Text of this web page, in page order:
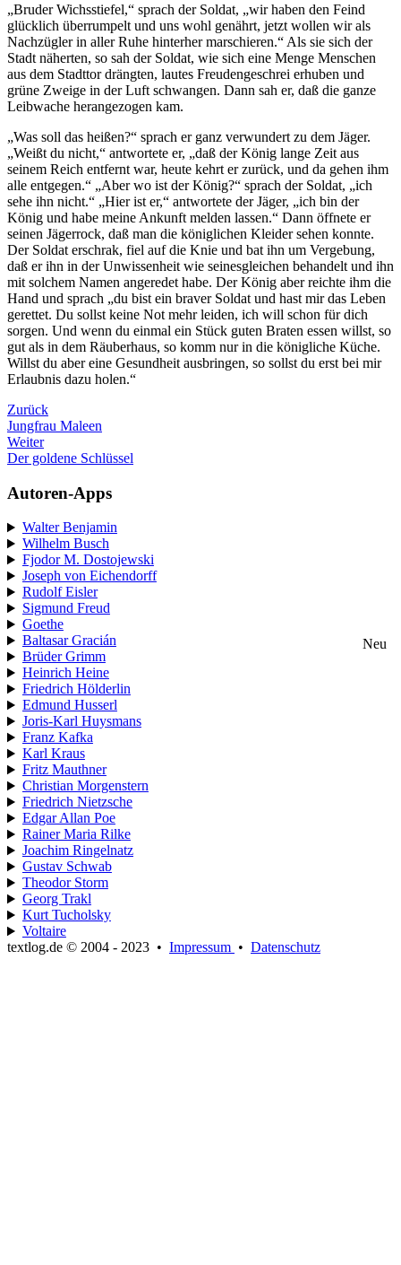
„Bruder Wichsstiefel,“ sprach der Soldat, „wir haben den Feind
glücklich überrumpelt und uns wohl genährt, jetzt wollen wir als
Nachzügler in aller Ruhe hinterher marschieren.“ Als sie sich der
Stadt näherten, so sah der Soldat, wie sich eine Menge Menschen
aus dem Stadttor drängten, lautes Freudengeschrei erhuben und
grüne Zweige in der Luft schwangen. Dann sah er, daß die ganze
Leibwache herangezogen kam.
„Was soll das heißen?“ sprach er ganz verwundert zu dem Jäger.
„Weißt du nicht,“ antwortete er, „daß der König lange Zeit aus
seinem Reich entfernt war, heute kehrt er zurück, und da gehen ihm
alle entgegen.“ „Aber wo ist der König?“ sprach der Soldat, „ich
sehe ihn nicht.“ „Hier ist er,“ antwortete der Jäger, „ich bin der
König und habe meine Ankunft melden lassen.“ Dann öffnete er
seinen Jägerrock, daß man die königlichen Kleider sehen konnte.
Der Soldat erschrak, fiel auf die Knie und bat ihn um Vergebung,
daß er ihn in der Unwissenheit wie seinesgleichen behandelt und ihn
mit solchem Namen angeredet habe. Der König aber reichte ihm die
Hand und sprach „du bist ein braver Soldat und hast mir das Leben
gerettet. Du sollst keine Not mehr leiden, ich will schon für dich
sorgen. Und wenn du einmal ein Stück guten Braten essen willst, so
gut als in dem Räuberhaus, so komm nur in die königliche Küche.
Willst du aber eine Gesundheit ausbringen, so sollst du erst bei mir
Erlaubnis dazu holen.“
Zurück
Jungfrau Maleen
Weiter
Der goldene Schlüssel
Autoren-Apps
Walter Benjamin
Wilhelm Busch
Fjodor M. Dostojewski
Joseph von Eichendorff
Rudolf Eisler
Sigmund Freud
Goethe
Baltasar Gracián
Neu
Brüder Grimm
Heinrich Heine
Friedrich Hölderlin
Edmund Husserl
Joris-Karl Huysmans
Franz Kafka
Karl Kraus
Fritz Mauthner
Christian Morgenstern
Friedrich Nietzsche
Edgar Allan Poe
Rainer Maria Rilke
Joachim Ringelnatz
Gustav Schwab
Theodor Storm
Georg Trakl
Kurt Tucholsky
Voltaire
textlog.de © 2004 - 2023 • Impressum • Datenschutz